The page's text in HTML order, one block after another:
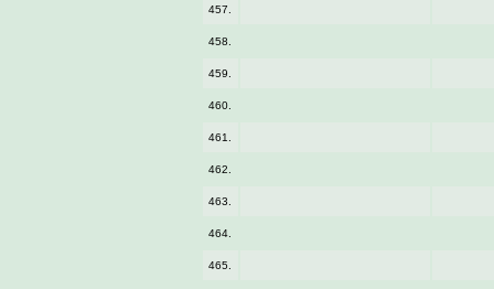
457.
458.
459.
460.
461.
462.
463.
464.
465.